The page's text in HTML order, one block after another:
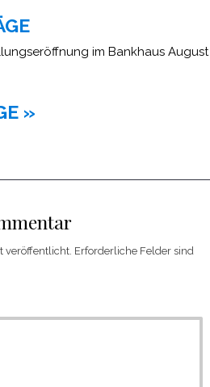
im Bankhaus August
»
veröffentlicht. Erforderliche Felder sind